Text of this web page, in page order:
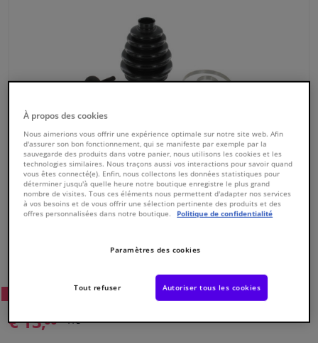
Refroidissement & chauffage
Pièces moteur & accessoires
Filtres & liquides
Bagages & transport
Fenêtres & accessoires
Intérieur & ameublement
Atelier & outils
Numéro de produit d'origine:0486548
Prix conseillé: € 27,
€ 13,00 TTC
À propos des cookies
Nous aimerions vous offrir une expérience optimale sur notre site web. Afin
d'assurer son bon fonctionnement, qui se manifeste par exemple par la
sauvegarde des produits dans votre panier, nous utilisons les cookies et les
technologies similaires. Nous traçons aussi vos interactions pour savoir quand
vous êtes connecté(e). Enfin, nous collectons les données statistiques pour
déterminer jusqu'à quelle heure notre boutique enregistre le plus grand
nombre de visites. Tous ces éléments nous permettent d'adapter nos services
à vos besoins et de vous offrir une sélection pertinente des produits et des
offres personnalisées dans notre boutique.
Politique de confidentialité
Paramètres des cookies
Tout refuser Autoriser tous les cookies